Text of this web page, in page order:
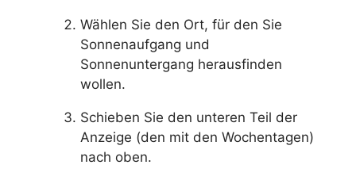
Wählen Sie den Ort, für den Sie
Sonnenaufgang und
Sonnenuntergang herausfinden
wollen.
Schieben Sie den unteren Teil der
Anzeige (den mit den Wochentagen)
nach oben.